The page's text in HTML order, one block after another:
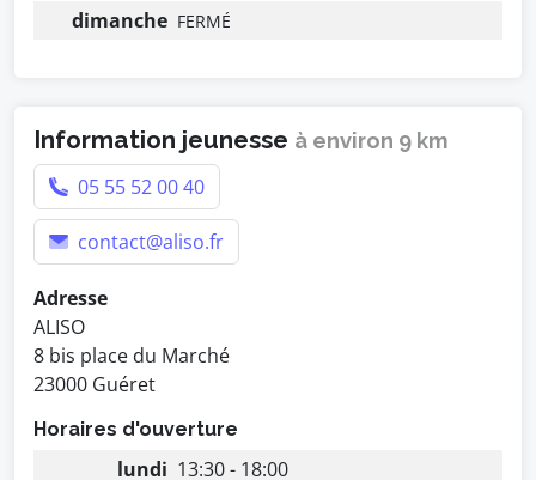
dimanche FERMÉ
Information jeunesse à environ 9 km
05 55 52 00 40
contact@aliso.fr
Adresse
ALISO
8 bis place du Marché
23000 Guéret
Horaires d'ouverture
lundi 13:30 - 18:00